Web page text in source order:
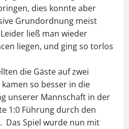
dies konnte aber
Grundordnung meist
ließ man wieder
liegen, und ging so torlos
die Gäste auf zwei
so besser in die
unserer Mannschaft in der
1:0 Führung durch den
Das Spiel wurde nun mit